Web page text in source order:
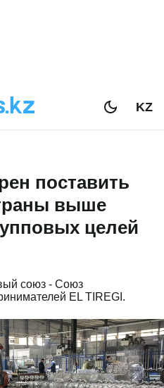
KZ
поставить
выше
целей
союз - Союз
EL TIREGI.